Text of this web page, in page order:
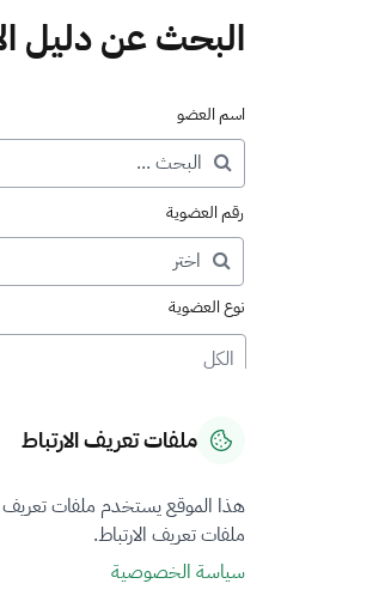
البحث عن دليل
اسم العضو
رقم العضوية
نوع العضوية
الكل
ملفات تعريف الارتباط
هذا الموقع يستخدم ملفات تعريف
ملفات تعريف الارتباط.
سياسة الخصوصية